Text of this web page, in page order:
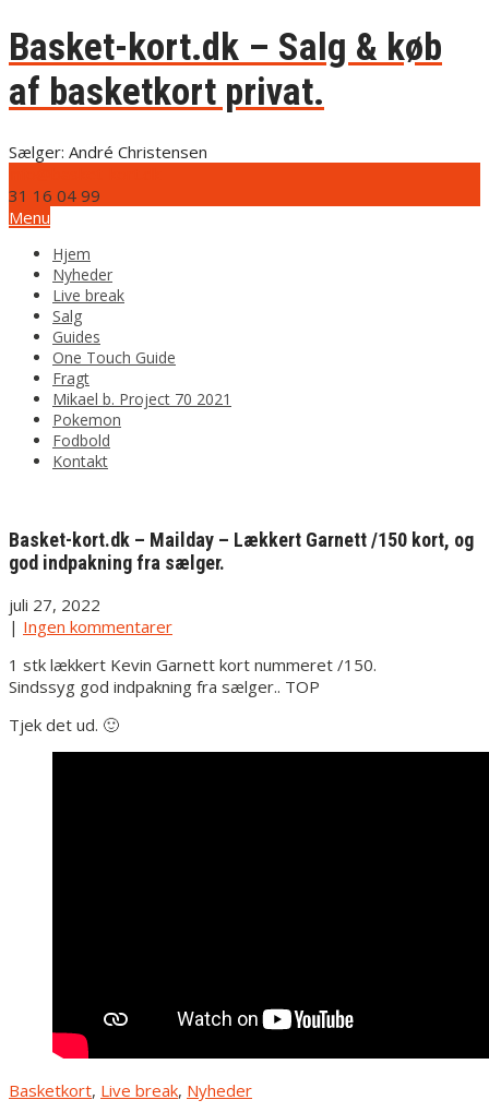
Basket-kort.dk – Salg & køb
af basketkort privat.
Sælger: André Christensen
31 16 04 99
Menu
Hjem
Nyheder
Live break
Salg
Guides
One Touch Guide
Fragt
Mikael b. Project 70 2021
Pokemon
Fodbold
Kontakt
Basket-kort.dk – Mailday – Lækkert Garnett /150 kort, og
god indpakning fra sælger.
juli 27, 2022
| Ingen kommentarer
1 stk lækkert Kevin Garnett kort nummeret /150.
Sindssyg god indpakning fra sælger.. TOP
Tjek det ud. 🙂
Basketkort, Live break, Nyheder